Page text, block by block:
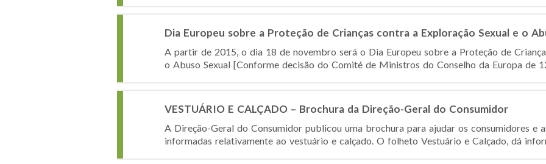
Dia Europeu sobre a Proteção de Crianças contra a Exploração Sexual e o
A partir de 2015, o dia 18 de novembro será o Dia Europeu sobre a Proteção de
o Abuso Sexual [Conforme decisão do Comité de Ministros do Conselho da Europa de
VESTUÁRIO E CALÇADO – Brochura da Direção-Geral do Consumidor
A Direção-Geral do Consumidor publicou uma brochura para ajudar os consumidores e
informadas relativamente ao vestuário e calçado. O folheto Vestuário e Calçado, dá